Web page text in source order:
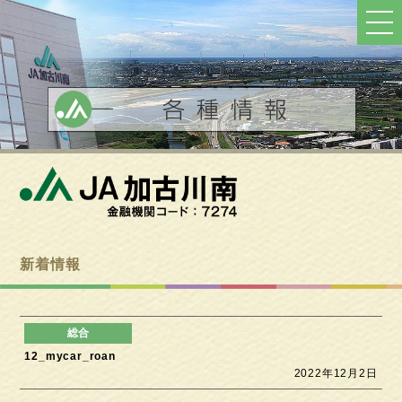
新着情報
12_mycar_roan
2022年12月2日